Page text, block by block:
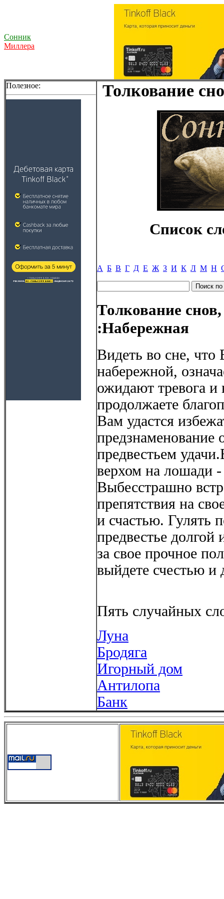
Сонник
Миллера
Полезное: Толкование
Список
А Б В Г Д Е Ж З И К Л М Н
Толкование
:Набережная
Видеть во сне, что
набережной,
ожидают тревога и
продолжаете
Вам удастся
предзнаменование
предвестьем
верхом на лошади
Выбесстрашно
препятствия на
и счастью. Гулять
предвестье
за свое прочное
выйдете счестью и
Пять случайных
Луна
Бродяга
Игорный дом
Антилопа
Банк